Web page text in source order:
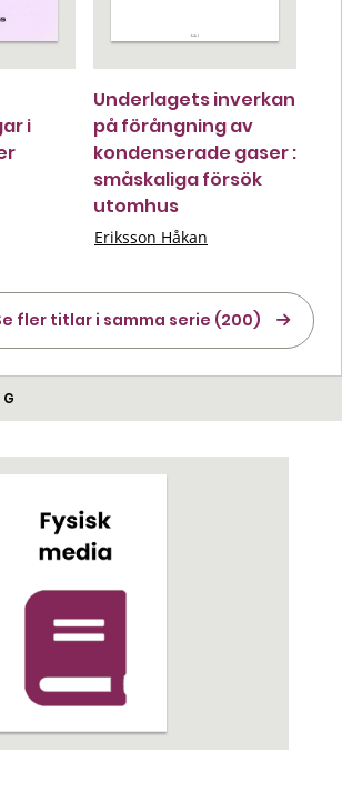
i
Underlagets inverkan
på förångning av
kondenserade gaser :
småskaliga försök
utomhus
Eriksson Håkan
fler titlar i samma serie (200)